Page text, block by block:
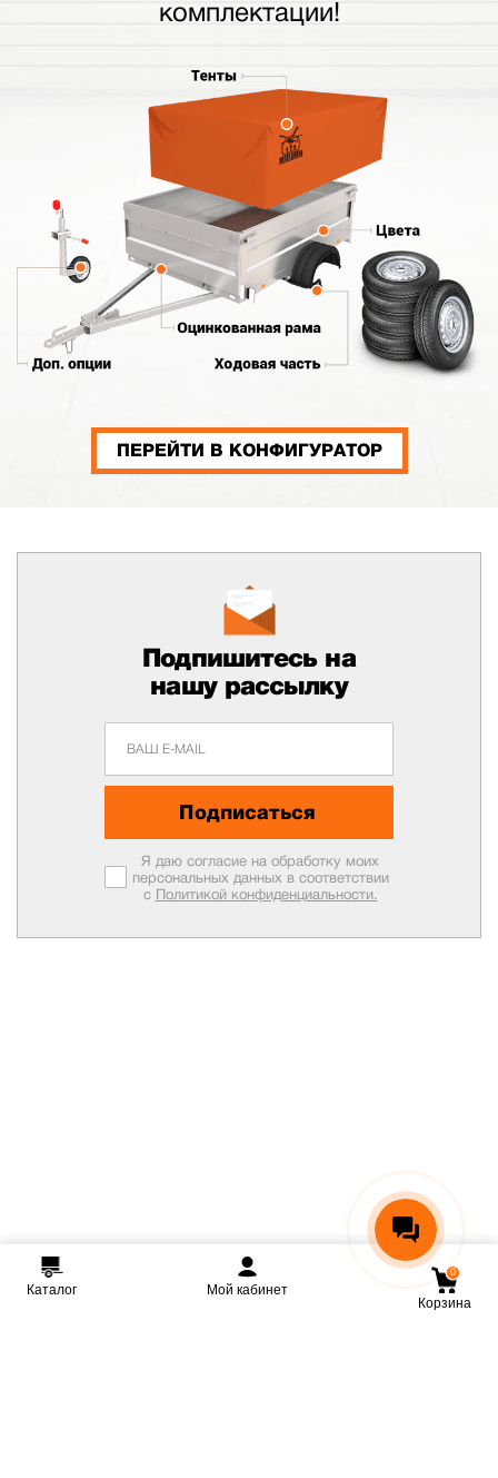
комплектации!
ПЕРЕЙТИ В КОНФИГУРАТОР
Подпишитесь на
нашу рассылку
Подписаться
Я даю согласие на обработку моих
персональных данных в соответствии
с Политикой конфиденциальности.
Каталог Мой кабинет
0
Корзина